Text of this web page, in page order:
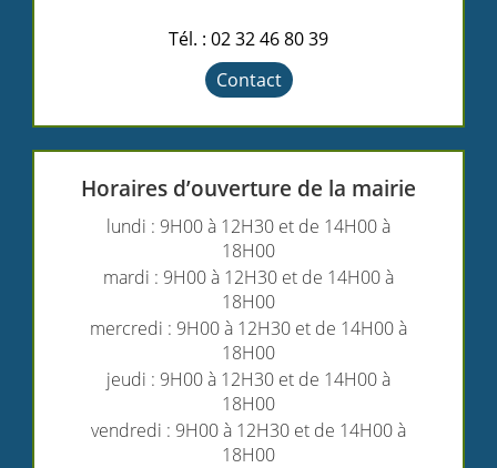
Tél. : 02 32 46 80 39
Contact
Horaires d’ouverture de la mairie
lundi : 9H00 à 12H30 et de 14H00 à
18H00
mardi : 9H00 à 12H30 et de 14H00 à
18H00
mercredi : 9H00 à 12H30 et de 14H00 à
18H00
jeudi : 9H00 à 12H30 et de 14H00 à
18H00
vendredi : 9H00 à 12H30 et de 14H00 à
18H00